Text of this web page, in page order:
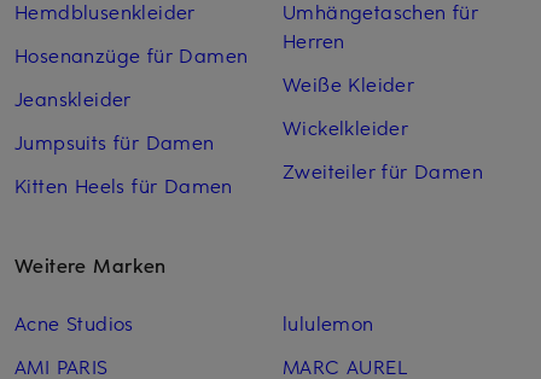
Hemdblusenkleider
Hosenanzüge für Damen
Jeanskleider
Jumpsuits für Damen
Kitten Heels für Damen
Umhängetaschen für
Herren
Weiße Kleider
Wickelkleider
Zweiteiler für Damen
Weitere Marken
Acne Studios
AMI PARIS
lululemon
MARC AUREL